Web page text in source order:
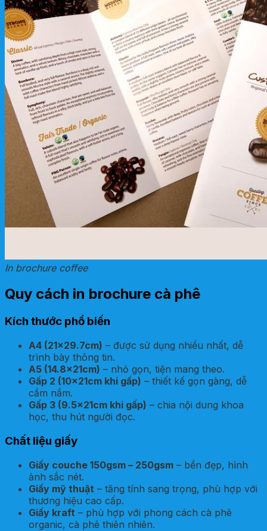
In brochure coffee
Quy cách in brochure cà phê
Kích thước phổ biến
A4 (21×29.7cm) – được sử dụng nhiều nhất, dễ
trình bày thông tin.
A5 (14.8x21cm) – nhỏ gọn, tiện mang theo.
Gấp 2 (10x21cm khi gấp) – thiết kế gọn gàng, dễ
cầm nắm.
Gấp 3 (9.5x21cm khi gấp) – chia nội dung khoa
học, thu hút người đọc.
Chất liệu giấy
Giấy couche 150gsm – 250gsm – bền đẹp, hình
ảnh sắc nét.
Giấy mỹ thuật – tăng tính sang trọng, phù hợp với
thương hiệu cao cấp.
Giấy kraft – phù hợp với phong cách cà phê
organic, cà phê thiên nhiên.